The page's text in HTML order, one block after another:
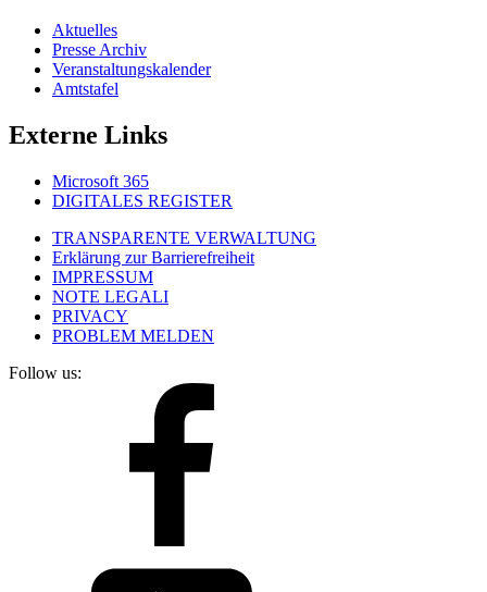
Aktuelles
Presse Archiv
Veranstaltungskalender
Amtstafel
Externe Links
Microsoft 365
DIGITALES REGISTER
TRANSPARENTE VERWALTUNG
Erklärung zur Barrierefreiheit
IMPRESSUM
NOTE LEGALI
PRIVACY
PROBLEM MELDEN
Follow us: